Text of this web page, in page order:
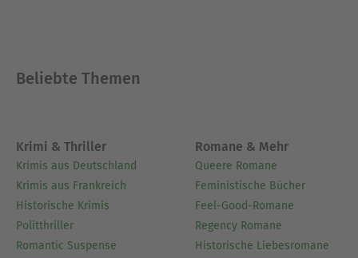
Beliebte Themen
Krimi & Thriller
Krimis aus Deutschland
Krimis aus Frankreich
Historische Krimis
Politthriller
Romantic Suspense
Romane & Mehr
Queere Romane
Feministische Bücher
Feel-Good-Romane
Regency Romane
Historische Liebesromane